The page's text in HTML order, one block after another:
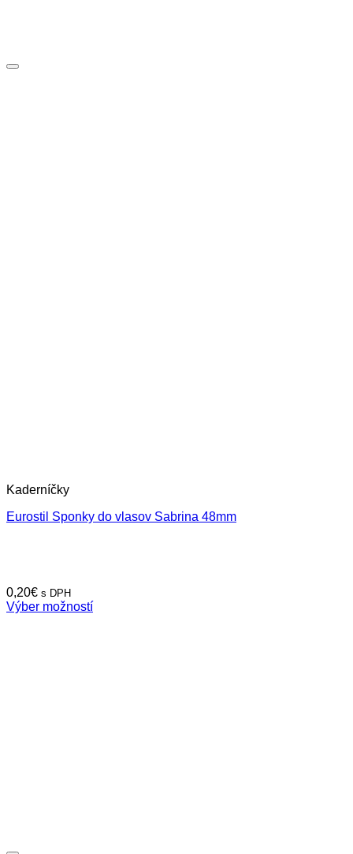
Možnosti
Kaderníčky
Eurostil Sponky do vlasov Sabrina 48mm
0,20€ s DPH
Výber možností